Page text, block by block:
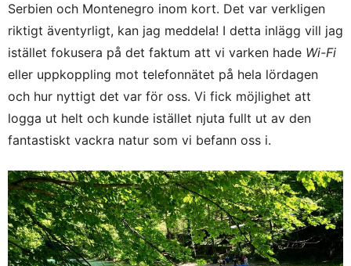
Serbien och Montenegro inom kort. Det var verkligen
riktigt äventyrligt, kan jag meddela! I detta inlägg vill jag
istället fokusera på det faktum att vi varken hade Wi-Fi
eller uppkoppling mot telefonnätet på hela lördagen
och hur nyttigt det var för oss. Vi fick möjlighet att
logga ut helt och kunde istället njuta fullt ut av den
fantastiskt vackra natur som vi befann oss i.